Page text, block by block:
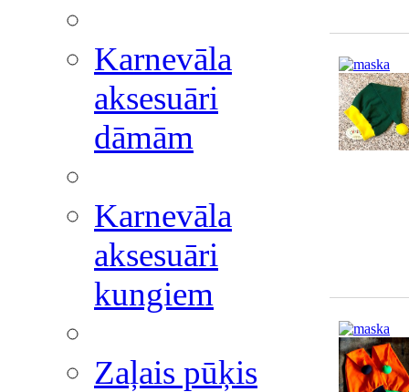
Karnevāla
aksesuāri
dāmām
Karnevāla
aksesuāri
kungiem
Zaļais pūķis